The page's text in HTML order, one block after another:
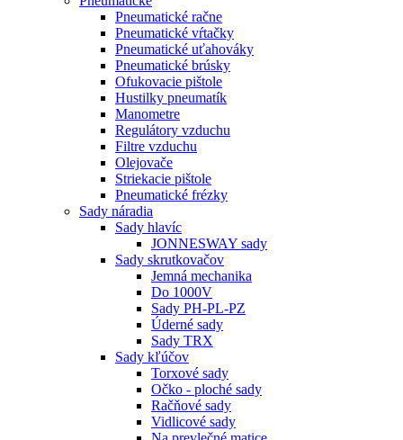
Pneumatické račne
Pneumatické vŕtačky
Pneumatické uťahováky
Pneumatické brúsky
Ofukovacie pištole
Hustilky pneumatík
Manometre
Regulátory vzduchu
Filtre vzduchu
Olejovače
Striekacie pištole
Pneumatické frézky
Sady náradia
Sady hlavíc
JONNESWAY sady
Sady skrutkovačov
Jemná mechanika
Do 1000V
Sady PH-PL-PZ
Úderné sady
Sady TRX
Sady kľúčov
Torxové sady
Očko - ploché sady
Račňové sady
Vidlicové sady